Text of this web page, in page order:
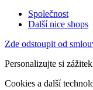
Společnost
Další nice shops
Zde odstoupit od
Personalizujte si
Cookies a další